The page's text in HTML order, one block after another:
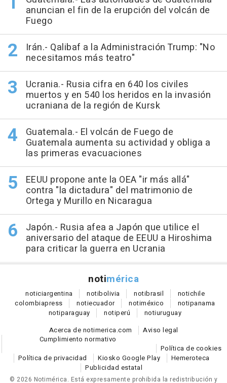
anuncian el fin de la erupción del volcán de
Fuego
Irán.- Qalibaf a la Administración Trump: "No
necesitamos más teatro"
Ucrania.- Rusia cifra en 640 los civiles
muertos y en 540 los heridos en la invasión
ucraniana de la región de Kursk
Guatemala.- El volcán de Fuego de
Guatemala aumenta su actividad y obliga a
las primeras evacuaciones
EEUU propone ante la OEA "ir más allá"
contra "la dictadura" del matrimonio de
Ortega y Murillo en Nicaragua
Japón.- Rusia afea a Japón que utilice el
aniversario del ataque de EEUU a Hiroshima
para criticar la guerra en Ucrania
notimérica
noticiargentina notibolivia notibrasil notichile
colombiapress notiecuador notiméxico notipanama
notiparaguay notiperú notiuruguay
Acerca de notimerica.com
Aviso legal
Cumplimiento normativo
Política de cookies
Política de privacidad
Kiosko Google Play
Hemeroteca
Publicidad estatal
© 2026 Notimérica. Está expresamente prohibida la redistribución y